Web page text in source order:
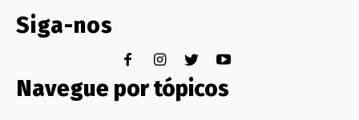
Siga-nos
Navegue por tópicos